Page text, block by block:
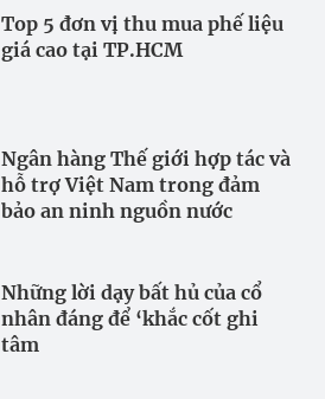
Top 5 đơn vị thu mua phế liệu
giá cao tại TP.HCM
Ngân hàng Thế giới hợp tác và
hỗ trợ Việt Nam trong đảm
bảo an ninh nguồn nước
Những lời dạy bất hủ của cổ
nhân đáng để ‘khắc cốt ghi
tâm